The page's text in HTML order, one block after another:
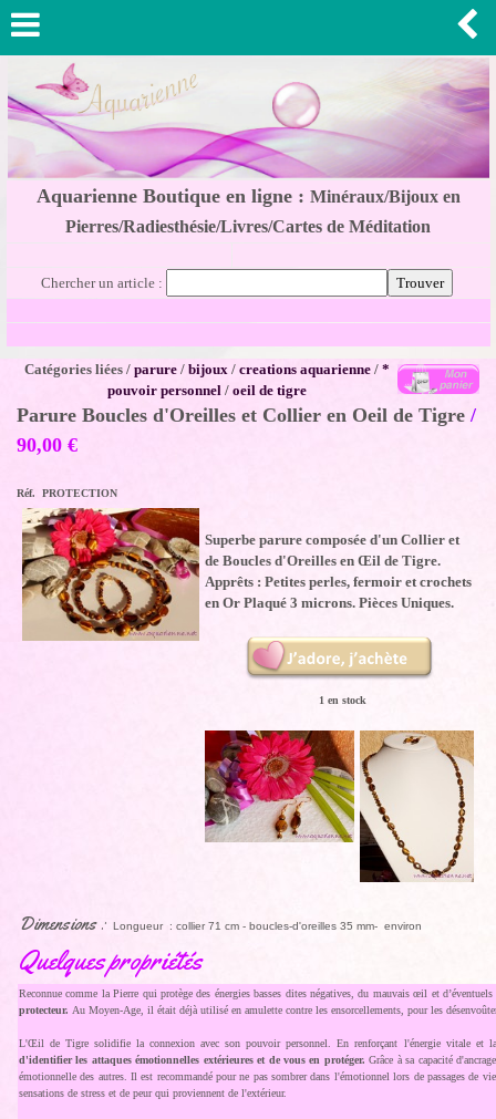
Aquarienne Boutique en ligne : Minéraux/Bijoux en
Pierres/Radiesthésie/Livres/Cartes de Méditation
Chercher un article :
Catégories liées / parure / bijoux / creations aquarienne / *
pouvoir personnel / oeil de tigre
Parure Boucles d'Oreilles et Collier en Oeil de Tigre /
90,00 €
Réf. PROTECTION
Superbe parure composée d'un Collier et
de Boucles d'Oreilles en Œil de Tigre.
Apprêts : Petites perles, fermoir et crochets
en Or Plaqué 3 microns. Pièces Uniques.
1 en stock
Dimensions : Longueur : collier 71 cm - boucles-d'oreilles 35 mm- environ
Quelques propriétés
Reconnue comme la Pierre qui protège des énergies basses dites négatives, du mauvais œil et
protecteur. Au Moyen-Age, il était déjà utilisé en amulette contre les ensorcellements, pour les
L'Œil de Tigre solidifie la connexion avec son pouvoir personnel. En renforçant l'énergie vitale et
d'identifier les attaques émotionnelles extérieures et de vous en protéger. Grâce à sa capacité
émotionnelle des autres. Il est recommandé pour ne pas sombrer dans l'émotionnel lors de passages de
sensations de stress et de peur qui proviennent de l'extérieur.